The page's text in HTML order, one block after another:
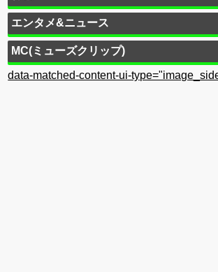
エンタメ&ニュース
MC(ミューズクリップ)
data-matched-content-ui-